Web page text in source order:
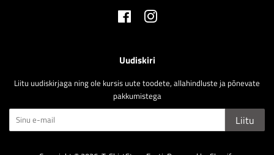
FacebookInstagram
Uudiskiri
Liitu uudiskirjaga ning ole kursis uute toodete, allahindluste ja põnevate
pakkumistega
Liitu